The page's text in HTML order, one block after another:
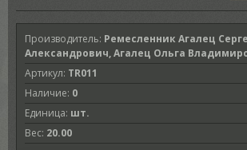
Производитель: Ремесленник Агалец
Александрович, Агалец Ольга
Артикул: TR011
Наличие: 0
Единица: шт.
Вес: 20.00